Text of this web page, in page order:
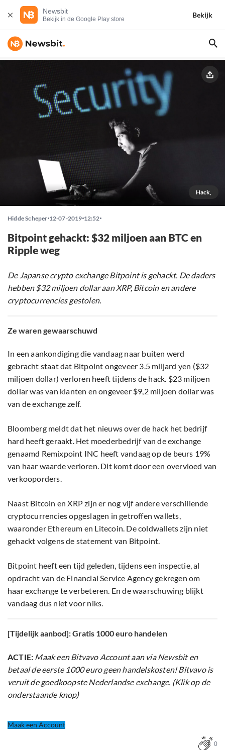
Newsbit
Bekijk in de Google Play store
Bekijk
Hack,
Hidde Scheper 12-07-2019 12:52
Bitpoint gehackt: $32 miljoen aan BTC en
Ripple weg
De Japanse crypto exchange Bitpoint is gehackt. De daders
hebben $32 miljoen dollar aan XRP, Bitcoin en andere
cryptocurrencies gestolen.
Ze waren gewaarschuwd
In een aankondiging die vandaag naar buiten werd
gebracht staat dat Bitpoint ongeveer 3.5 miljard yen ($32
miljoen dollar) verloren heeft tijdens de hack. $23 miljoen
dollar was van klanten en ongeveer $9,2 miljoen dollar was
van de exchange zelf.
Bloomberg meldt dat het nieuws over de hack het bedrijf
hard heeft geraakt. Het moederbedrijf van de exchange
genaamd Remixpoint INC heeft vandaag op de beurs 19%
van haar waarde verloren. Dit komt door een overvloed van
verkooporders.
Naast Bitcoin en XRP zijn er nog vijf andere verschillende
cryptocurrencies opgeslagen in getroffen wallets,
waaronder Ethereum en Litecoin. De coldwallets zijn niet
gehackt volgens de statement van Bitpoint.
Bitpoint heeft een tijd geleden, tijdens een inspectie, al
opdracht van de Financial Service Agency gekregen om
haar exchange te verbeteren. En de waarschuwing blijkt
vandaag dus niet voor niks.
[Tijdelijk aanbod]: Gratis 1000 euro handelen
ACTIE: Maak een Bitvavo Account aan via Newsbit en
betaal de eerste 1000 euro geen handelskosten! Bitvavo is
veruit de goedkoopste Nederlandse exchange. (Klik op de
onderstaande knop)
Maak een Account
0